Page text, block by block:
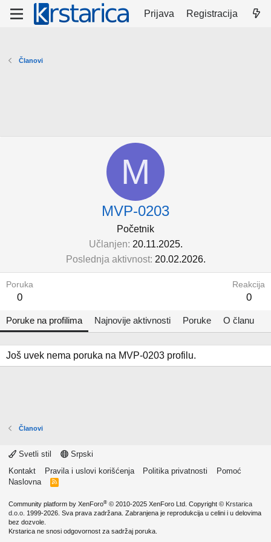
Prijava Registracija
Članovi
M
MVP-0203
Početnik
Učlanjen 20.11.2025.
Poslednja aktivnost 20.02.2026.
Poruka
0
Reakcija
0
Poruke na profilima Najnovije aktivnosti Poruke O članu
Još uvek nema poruka na MVP-0203 profilu.
Članovi
Svetli stil
Srpski
Kontakt
Pravila i uslovi korišćenja Politika privatnosti
Pomoć
Naslovna
R
Community platform by XenForo® © 2010-2025 XenForo Ltd. Copyright © Krstarica
d.o.o. 1999-2026. Sva prava zadržana. Zabranjena je reprodukcija u celini i u delovima
bez dozvole.
Krstarica ne snosi odgovornost za sadržaj poruka.